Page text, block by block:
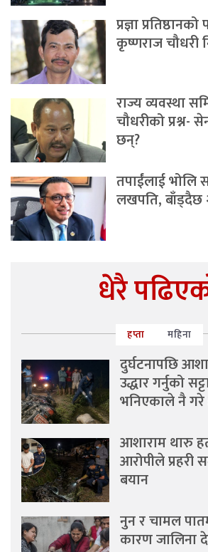
प्रज्ञा
कृष्णराज चौधरी
राज्य व्यवस्था
चौधरीको प्रश्न-
छन्?
तपाईंलाई भोलि
लखपति,
धेरै
हप्ता महिना
दुर्घटनापछि
उद्धार गर्नुको
भनिएकाले नै गरे
आशाराम थारु
आरोपीले प्रहरी
बयान
नुन र चामल
कारण जालिना